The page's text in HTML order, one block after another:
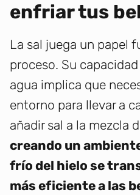
enfriar tus
La sal juega un papel
proceso. Su
agua implica que
entorno para llevar a
añadir sal a la mezcla
creando un
frío del hielo se
más eficiente a las